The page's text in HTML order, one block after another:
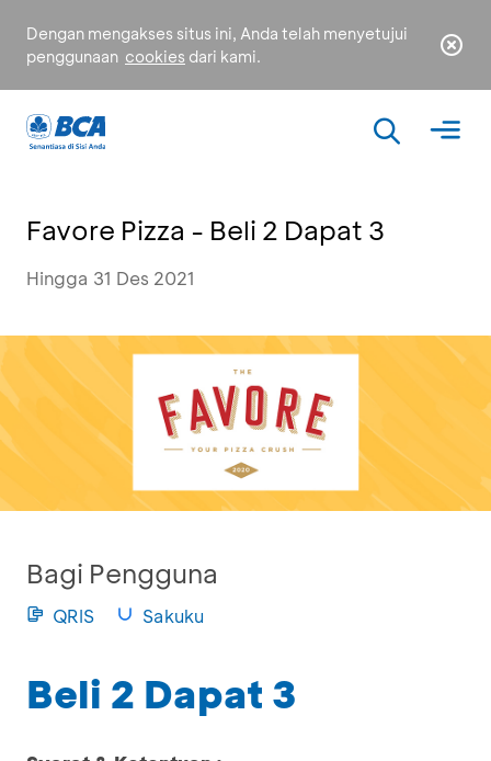
Dengan mengakses situs ini, Anda telah menyetujui
penggunaan cookies dari kami.
Favore Pizza - Beli 2 Dapat 3
Hingga 31 Des 2021
Bagi Pengguna
QRIS Sakuku
Beli 2 Dapat 3